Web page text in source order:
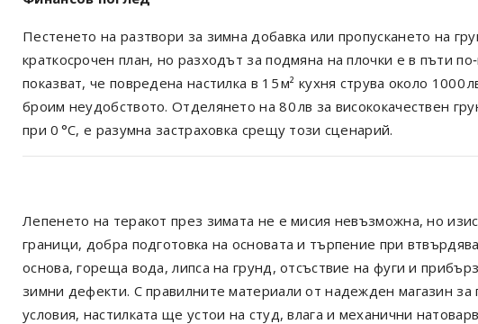
Пестенето на разтвори за зимна добавка или пропускането на
краткосрочен план, но разходът за подмяна на плочки е в пъти
показват, че повредена настилка в 15 м² кухня струва около
броим неудобството. Отделянето на 80 лв за висококачествен
при 0 °C, е разумна застраховка срещу този сценарий.
Лепенето на теракот през зимата не е мисия невъзможна, но
граници, добра подготовка на основата и търпение при
основа, гореща вода, липса на грунд, отсъствие на фуги и
зимни дефекти. С правилните материали от надежден магазин за
условия, настилката ще устои на студ, влага и механични